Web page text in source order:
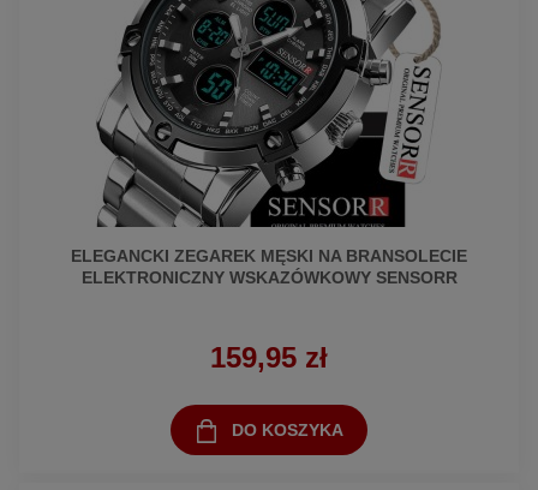
ELEGANCKI ZEGAREK MĘSKI NA BRANSOLECIE
ELEKTRONICZNY WSKAZÓWKOWY SENSORR
159,95 zł
DO KOSZYKA